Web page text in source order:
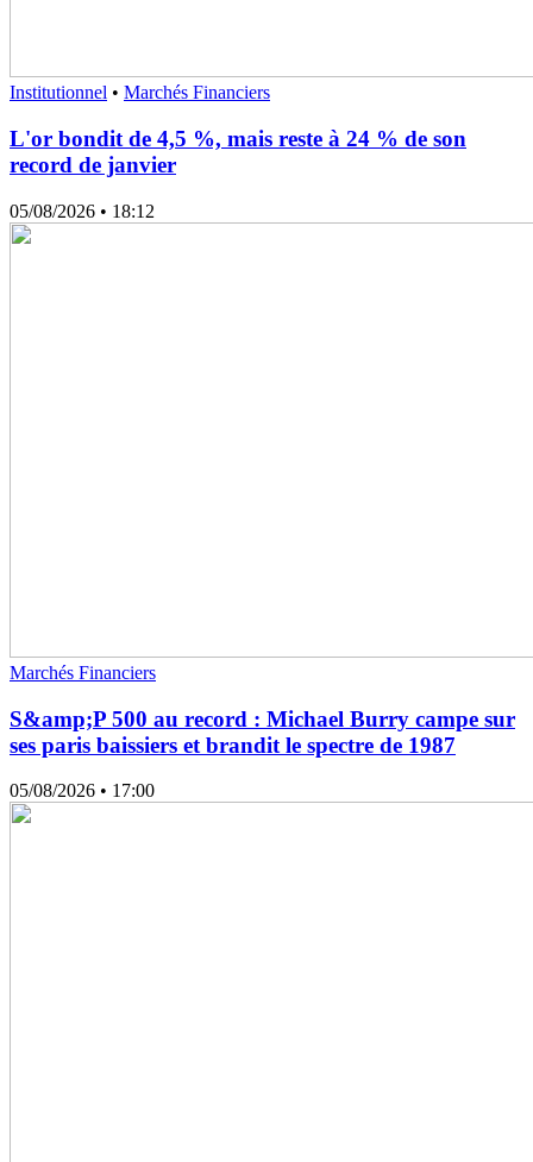
Institutionnel • Marchés Financiers
L'or bondit de 4,5 %, mais reste à 24 % de son
record de janvier
05/08/2026 • 18:12
Marchés Financiers
S&amp;P 500 au record : Michael Burry campe sur
ses paris baissiers et brandit le spectre de 1987
05/08/2026 • 17:00